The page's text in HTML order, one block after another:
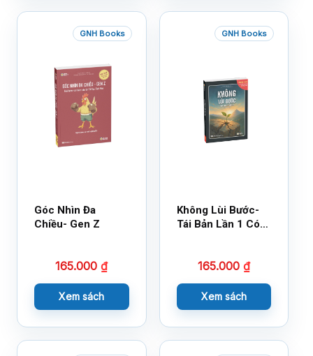
GNH Books
Góc Nhìn Đa
Chiều- Gen Z
165.000₫
Xem sách
GNH Books
Không Lùi Bước-
Tái Bản Lần 1 Có
165.000 ₫
Xem sách